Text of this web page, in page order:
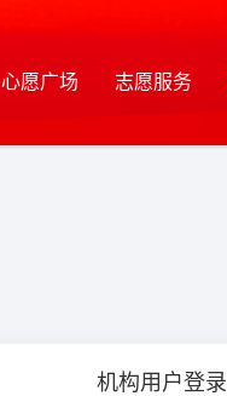
心愿广场 志愿服务
机构用户登录